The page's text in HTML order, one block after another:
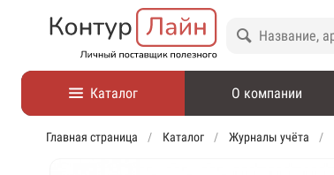
Каталог О компании
Главная страница Каталог Журналы учёта